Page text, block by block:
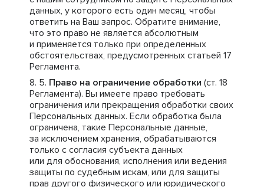
данных, у которого есть один месяц, чтобы
ответить на Ваш запрос. Обратите внимание,
что это право не является абсолютным
и применяется только при определенных
обстоятельствах, предусмотренных статьей 17
Регламента.
Право на ограничение обработки (ст. 18
Регламента). Вы имеете право требовать
ограничения или прекращения обработки своих
Персональных данных. Если обработка была
ограничена, такие Персональные данные,
за исключением хранения, обрабатываются
только с согласия субъекта данных
или для обоснования, исполнения или ведения
защиты по судебным искам, или для защиты
прав другого физического или юридического